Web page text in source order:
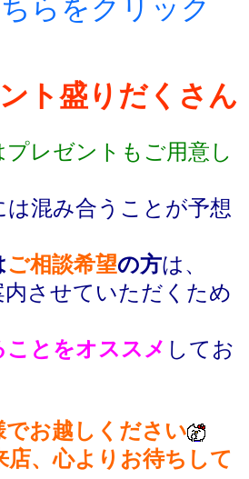
らをクリック
ト盛りだくさん
レゼントもご用意し
は混み合うことが予想
ご相談希望の方は、
させていただくため
とをオススメ してお
お越しください
、心よりお待ちして